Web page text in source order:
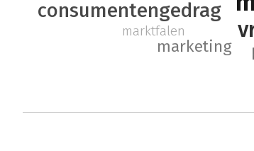
consumentengedrag
marketing
marktfalen